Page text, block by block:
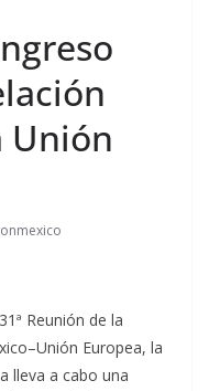
Unión
Reunión de la
Europea, la
lleva a cabo una